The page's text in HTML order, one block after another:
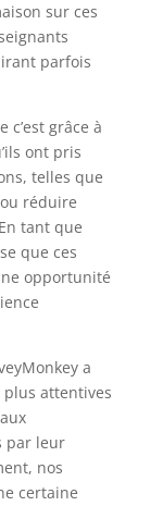
sur ces
parfois
grâce à
ont pris
telles que
réduire
tant que
que ces
opportunité
a
plus attentives
par leur
nos
certaine